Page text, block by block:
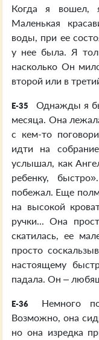
Когда я вошел,
Маленькая
воды, при ее
у нее была. Я
насколько Он
второй или в
E-35
Однажды я
месяца. Она
с кем-то
идти на
услышал, как
ребенку,
побежал. Еще
на высокой
ручки... Она
скатилась, ее
просто
настоящему
падала. Он –
E-36
Немного
Возможно, она
но она изредка